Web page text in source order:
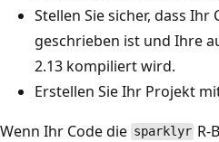
Stellen Sie sicher, dass Ihr
geschrieben ist und Ihre
2.13 kompiliert wird.
Erstellen Sie Ihr Projekt
Wenn Ihr Code die sparklyr R-